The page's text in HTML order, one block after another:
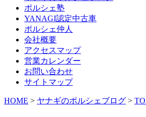
ポルシェ塾
YANAGI認定中古車
ポルシェ仲人
会社概要
アクセスマップ
営業カレンダー
お問い合わせ
サイトマップ
HOME > ヤナギのポルシェブログ >